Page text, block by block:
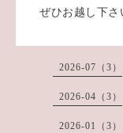
ぜひお越し下さ
2026-07（3）
2026-04（3）
2026-01（3）